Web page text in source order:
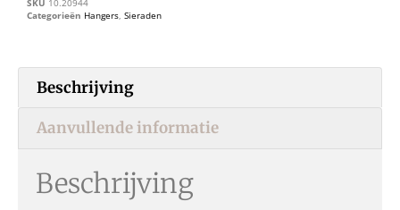
SKU 10.20944
Categorieën Hangers, Sieraden
Beschrijving
Aanvullende informatie
Beschrijving